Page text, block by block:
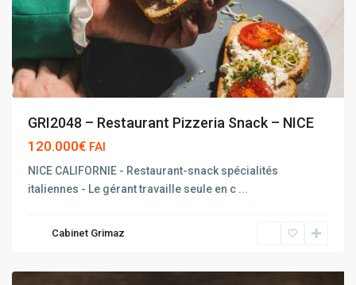
GRI2048 – Restaurant Pizzeria Snack – NICE
120.000€ FAI
NICE CALIFORNIE - Restaurant-snack spécialités
italiennes - Le gérant travaille seule en c ...
Cabinet Grimaz